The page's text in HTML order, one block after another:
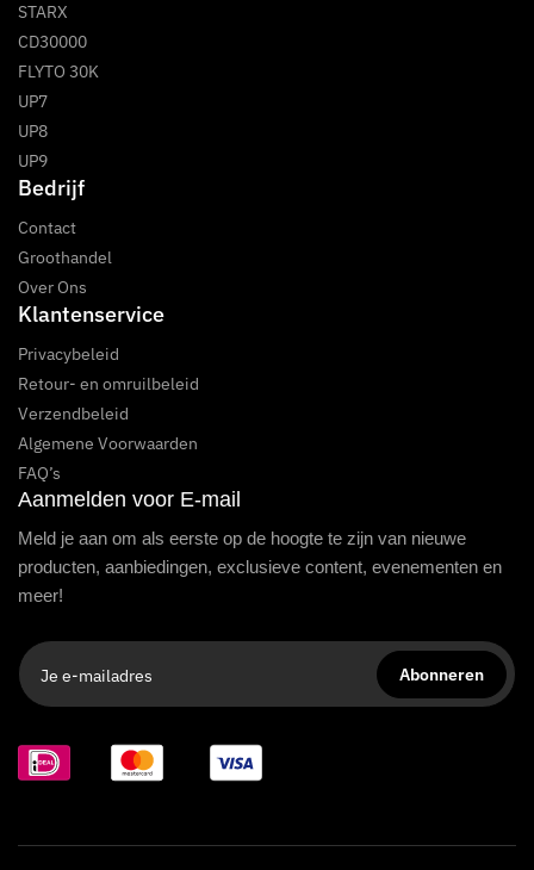
STARX
CD30000
FLYTO 30K
UP7
UP8
UP9
Bedrijf
Contact
Groothandel
Over Ons
Klantenservice
Privacybeleid
Retour- en omruilbeleid
Verzendbeleid
Algemene Voorwaarden
FAQ’s
Aanmelden voor E-mail
Meld je aan om als eerste op de hoogte te zijn van nieuwe
producten, aanbiedingen, exclusieve content, evenementen en
meer!